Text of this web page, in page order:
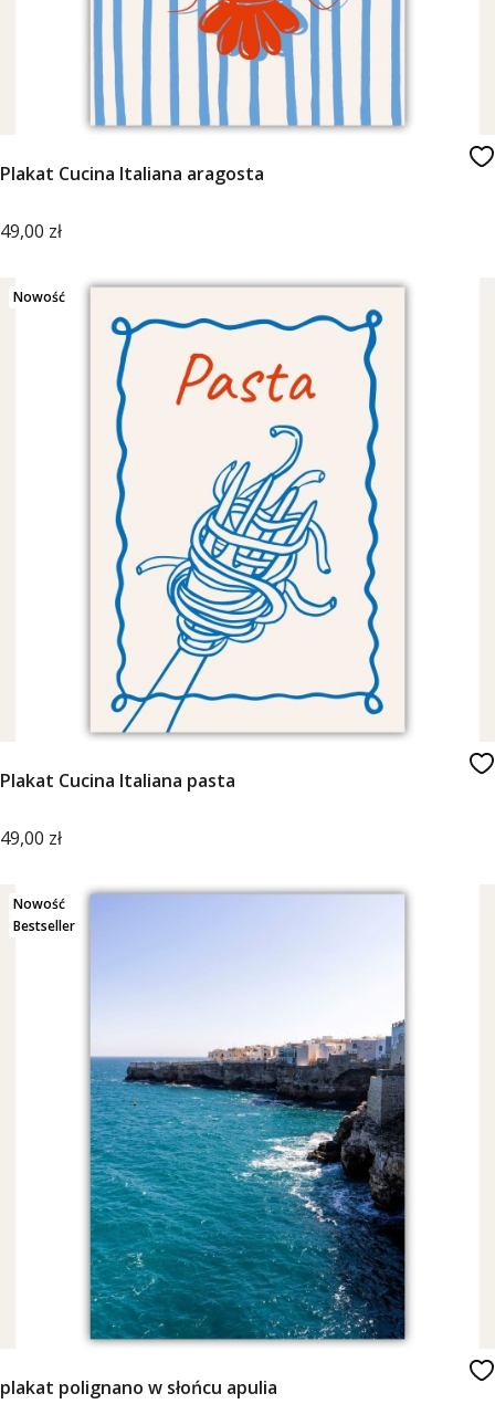
Plakat Cucina Italiana aragosta
Cena
49,00 zł
Nowość
Plakat Cucina Italiana pasta
Cena
49,00 zł
Nowość
Bestseller
plakat polignano w słońcu apulia